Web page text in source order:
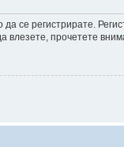
се регистрирате.
прочетете